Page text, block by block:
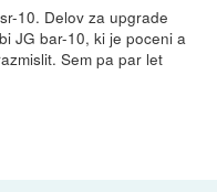
10. Delov za upgrade
JG bar-10, ki je poceni a
Sem pa par let